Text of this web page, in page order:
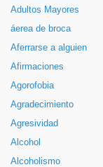
Adultos Mayores
áerea de broca
Aferrarse a alguien
Afirmaciones
Agorofobia
Agradecimiento
Agresividad
Alcohol
Alcoholismo